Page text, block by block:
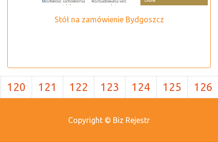
Stół na zamówienie Bydgoszcz
120 121 122 123 124 125 126
Copyright © Biz Rejestr